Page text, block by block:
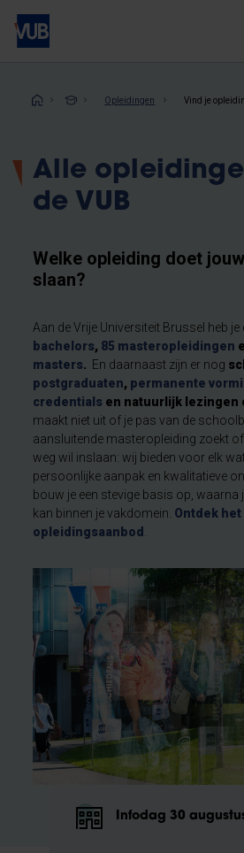
Overslaan
naar
inhoudKruimelpad
Opleidingen Vind je
Alle
de VUB
Welke opleiding doet
slaan?
Aan de Vrije Universiteit Brussel heb je
bachelors, 85 masteropleidingen
masters. En daarnaast zijn er nog
postgraduaten, permanente
credentials en natuurlijk lezingen
maakt niet uit of je pas van de
aansluitende masteropleiding zoekt
weg wil inslaan: wij bieden voor elk
persoonlijke aanpak en kwalitatieve
bouw je een stevige basis op, waarna
kan binnen je vakdomein. Ontdek
opleidingsaanbod
Infodag 30